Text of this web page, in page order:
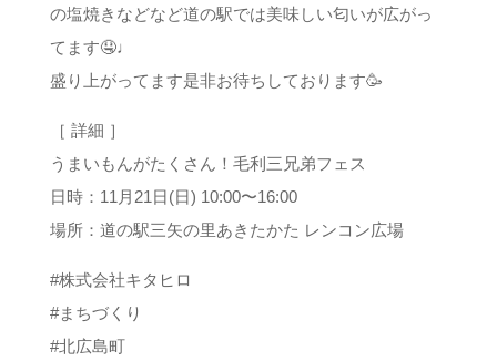
の塩焼きなどなど️道の駅では美味しい匂いが広がっ
てます🤤♩
盛り上がってます是非お待ちしております🥳
［ 詳細 ］
うまいもんがたくさん！毛利三兄弟フェス
日時：11月21日(日) 10:00〜16:00
場所：道の駅三矢の里あきたかた レンコン広場
#株式会社キタヒロ
#まちづくり
#北広島町